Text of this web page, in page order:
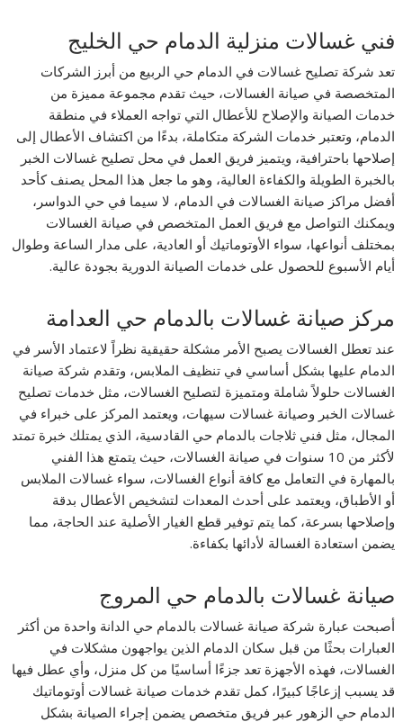
فني غسالات منزلية الدمام حي الخليج
تعد شركة تصليح غسالات في الدمام حي الربيع من أبرز الشركات
المتخصصة في صيانة الغسالات، حيث تقدم مجموعة مميزة من
خدمات الصيانة والإصلاح للأعطال التي تواجه العملاء في منطقة
الدمام، وتعتبر خدمات الشركة متكاملة، بدءًا من اكتشاف الأعطال إلى
إصلاحها باحترافية، ويتميز فريق العمل في محل تصليح غسالات الخبر
بالخبرة الطويلة والكفاءة العالية، وهو ما جعل هذا المحل يصنف كأحد
أفضل مراكز صيانة الغسالات في الدمام، لا سيما في حي الدواسر،
ويمكنك التواصل مع فريق العمل المتخصص في صيانة الغسالات
بمختلف أنواعها، سواء الأوتوماتيك أو العادية، على مدار الساعة وطوال
أيام الأسبوع للحصول على خدمات الصيانة الدورية بجودة عالية.
مركز صيانة غسالات بالدمام حي العدامة
عند تعطل الغسالات يصبح الأمر مشكلة حقيقية نظراً لاعتماد الأسر في
الدمام عليها بشكل أساسي في تنظيف الملابس، وتقدم شركة صيانة
الغسالات حلولاً شاملة ومتميزة لتصليح الغسالات، مثل خدمات تصليح
غسالات الخبر وصيانة غسالات سيهات، ويعتمد المركز على خبراء في
المجال، مثل فني ثلاجات بالدمام حي القادسية، الذي يمتلك خبرة تمتد
لأكثر من 10 سنوات في صيانة الغسالات، حيث يتمتع هذا الفني
بالمهارة في التعامل مع كافة أنواع الغسالات، سواء غسالات الملابس
أو الأطباق، ويعتمد على أحدث المعدات لتشخيص الأعطال بدقة
وإصلاحها بسرعة، كما يتم توفير قطع الغيار الأصلية عند الحاجة، مما
يضمن استعادة الغسالة لأدائها بكفاءة.
صيانة غسالات بالدمام حي المروج
أصبحت عبارة شركة صيانة غسالات بالدمام حي الدانة واحدة من أكثر
العبارات بحثًا من قبل سكان الدمام الذين يواجهون مشكلات في
الغسالات، فهذه الأجهزة تعد جزءًا أساسيًا من كل منزل، وأي عطل فيها
قد يسبب إزعاجًا كبيرًا، كمل تقدم خدمات صيانة غسالات أوتوماتيك
الدمام حي الزهور عبر فريق متخصص يضمن إجراء الصيانة بشكل